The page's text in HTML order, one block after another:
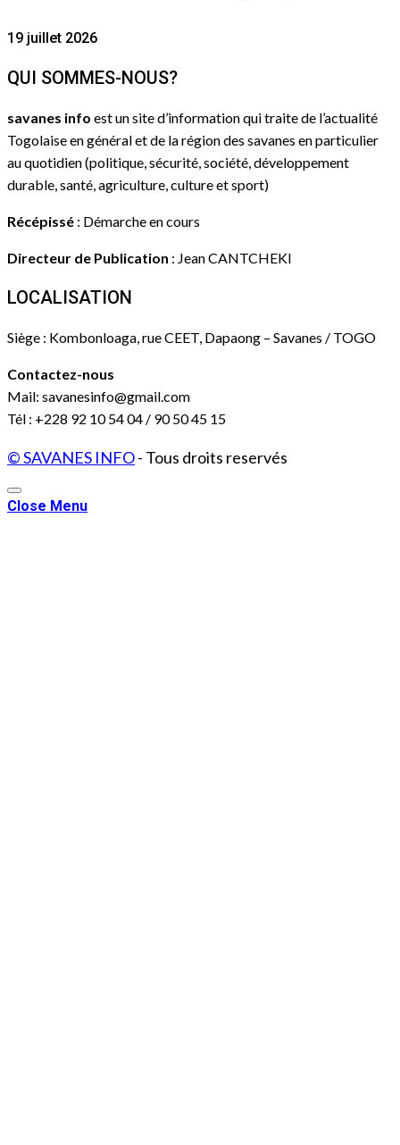
19 juillet 2026
QUI SOMMES-NOUS?
savanes info est un site d’information qui traite de l’actualité
Togolaise en général et de la région des savanes en particulier
au quotidien (politique, sécurité, société, développement
durable, santé, agriculture, culture et sport)
Récépissé : Démarche en cours
Directeur de Publication : Jean CANTCHEKI
LOCALISATION
Siège : Kombonloaga, rue CEET, Dapaong – Savanes / TOGO
Contactez-nous
Mail: savanesinfo@gmail.com
Tél : +228 92 10 54 04 / 90 50 45 15
© SAVANES INFO- Tous droits reservés
Close Menu